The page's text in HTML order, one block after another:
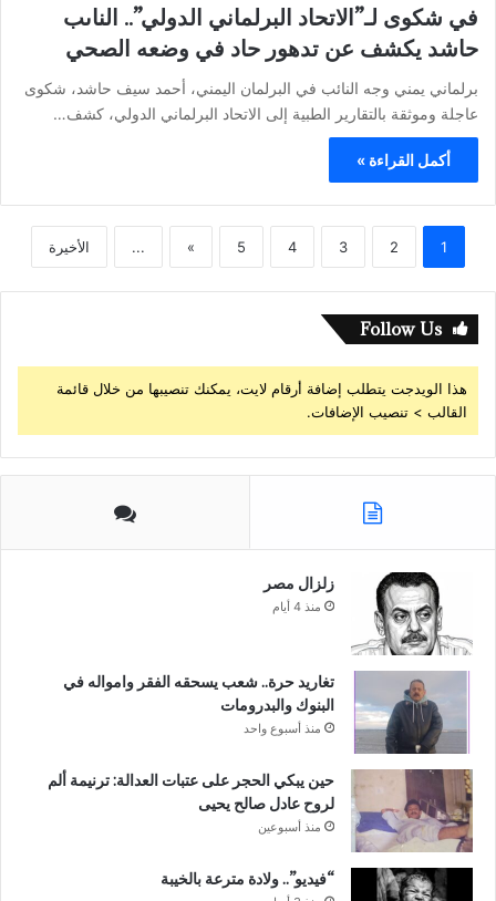
في شكوى لـ”الاتحاد البرلماني الدولي”.. الناىب
حاشد يكشف عن تدهور حاد في وضعه الصحي
​برلماني يمني وجه النائب في البرلمان اليمني، أحمد سيف حاشد، شكوى
عاجلة وموثقة بالتقارير الطبية إلى الاتحاد البرلماني الدولي، كشف…
أكمل القراءة »
1
2
3
4
5
»
... الأخيرة
Follow Us
هذا الويدجت يتطلب إضافة أرقام لايت، يمكنك تنصيبها من خلال قائمة
القالب > تنصيب الإضافات.
زلزال مصر
منذ 4 أيام
تغاريد حرة.. شعب يسحقه الفقر وامواله في
البنوك والبدرومات
منذ أسبوع واحد
حين يبكي الحجر على عتبات العدالة: ترنيمة ألم
لروح عادل صالح يحيى
منذ أسبوعين
“فيديو”.. ولادة مترعة بالخيبة